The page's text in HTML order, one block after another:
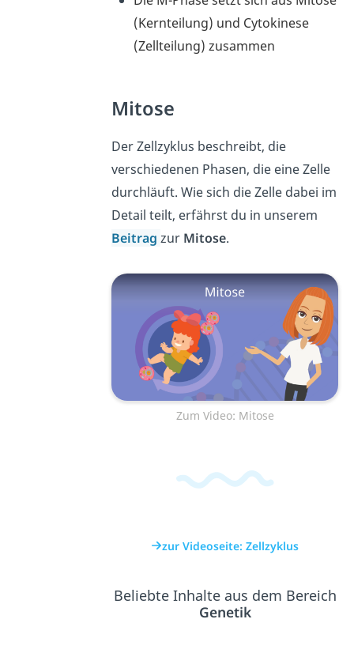
(Kernteilung) und Cytokinese
(Zellteilung) zusammen
Mitose
Der Zellzyklus beschreibt, die
verschiedenen Phasen, die eine Zelle
durchläuft. Wie sich die Zelle dabei im
Detail teilt, erfährst du in unserem
Beitragzur Mitose.
Zum Video: Mitose
zur Videoseite: Zellzyklus
Beliebte Inhalte aus dem Bereich
Genetik